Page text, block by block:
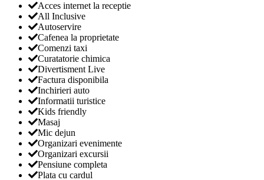
Acces internet la receptie
All Inclusive
Autoservire
Cafenea la proprietate
Comenzi taxi
Curatatorie chimica
Divertisment Live
Factura disponibila
Inchirieri auto
Informatii turistice
Kids friendly
Masaj
Mic dejun
Organizari evenimente
Organizari excursii
Pensiune completa
Plata cu cardul